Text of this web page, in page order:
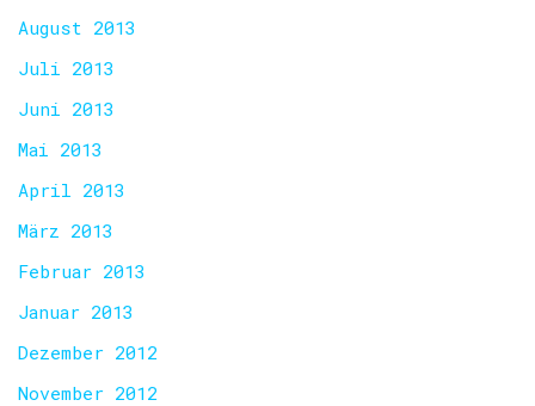
August 2013
Juli 2013
Juni 2013
Mai 2013
April 2013
März 2013
Februar 2013
Januar 2013
Dezember 2012
November 2012